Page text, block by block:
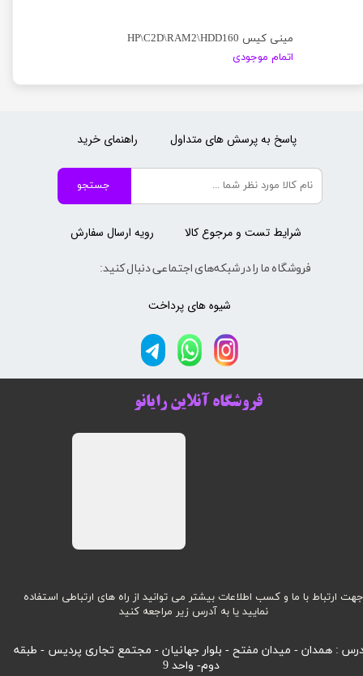
مینی کیس HP\C2D\RAM2\HDD160
اتمام موجودی
جهت ارتباط با ما و کسب اطلاعات بیشتر می توانید از راه های ارتباطی استفاده
نمایید یا به آدرس زیر مراجعه کنید
: همدان - میدان مفتح - بلوار جهانیان - مجتمع تجاری پردیس - طبقه
دوم- واحد 9
فروشگاه آنلاین رایانو
جستجو
فروشگاه ما را در شبکه‌های اجتماعی دنبال کنید:
رویه ارسال سفارش
راهنمای خرید
شیوه های پرداخت
پاسخ به پرسش های متداول
شرایط تست و مرجوع کالا